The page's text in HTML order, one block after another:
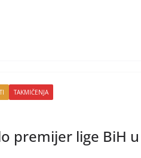
TAKMIČENJA
premijer lige BiH u